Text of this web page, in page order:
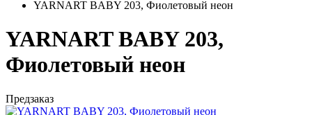
YARNART BABY 203, Фиолетовый неон
YARNART BABY 203,
Фиолетовый неон
Предзаказ